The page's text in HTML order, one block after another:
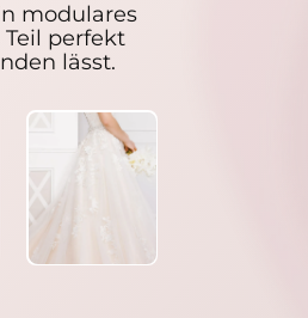
modulares
perfekt
lässt.